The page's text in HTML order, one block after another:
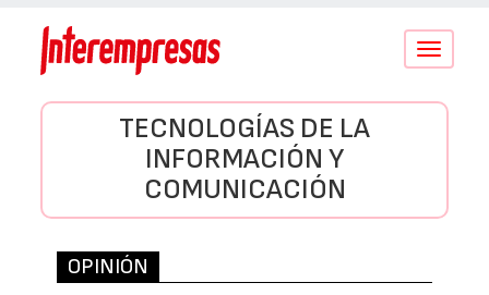
Conmutar
TECNOLOGÍAS DE LA
INFORMACIÓN Y
COMUNICACIÓN
OPINIÓN